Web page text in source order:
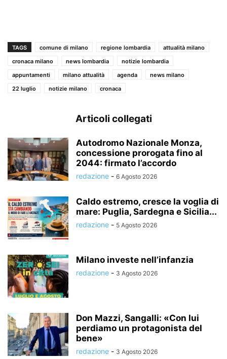
TAGS comune di milano regione lombardia
attualità milano
cronaca milano
news lombardia
notizie lombardia
appuntamenti
milano attualità agenda
news milano
22 luglio
notizie milano cronaca
Articoli collegati
Autodromo Nazionale Monza,
concessione prorogata fino al
2044: firmato l’accordo
redazione - 6 Agosto 2026
Caldo estremo, cresce la voglia di
mare: Puglia, Sardegna e Sicilia...
redazione - 5 Agosto 2026
Milano investe nell’infanzia
redazione - 3 Agosto 2026
Don Mazzi, Sangalli: «Con lui
perdiamo un protagonista del
bene»
redazione - 3 Agosto 2026